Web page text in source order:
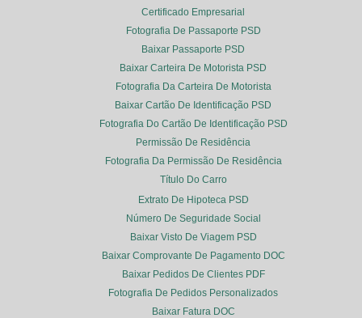
Certificado Empresarial
Fotografia De Passaporte PSD
Baixar Passaporte PSD
Baixar Carteira De Motorista PSD
Fotografia Da Carteira De Motorista
Baixar Cartão De Identificação PSD
Fotografia Do Cartão De Identificação PSD
Permissão De Residência
Fotografia Da Permissão De Residência
Título Do Carro
Extrato De Hipoteca PSD
Número De Seguridade Social
Baixar Visto De Viagem PSD
Baixar Comprovante De Pagamento DOC
Baixar Pedidos De Clientes PDF
Fotografia De Pedidos Personalizados
Baixar Fatura DOC